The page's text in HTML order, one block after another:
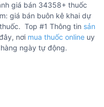
giá bán 34358+ thuốc
giá bán buôn kê khai dự
Top #1 Thông tin sản
nơi mua thuốc online uy
ngày tự động.